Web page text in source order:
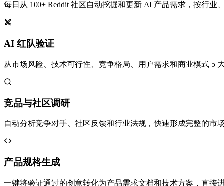
每日从 100+ Reddit 社区自动挖掘和更新 AI 产品需求，按行业
AI 红队验证
从市场风险、技术可行性、竞争格局、用户需求和商业模式 5
竞品与社区调研
自动分析竞争对手、社区反馈和行业法规，快速形成完整的市场
产品规格生成
一键将验证通过的创意转化为产品需求文档和技术方案，直接进